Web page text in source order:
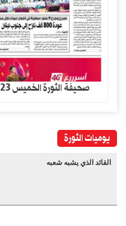
صحيفة الثورة الخميس 23 صفر 1448- 6 اغسطس 2026
يوميات الثورة
القائد الذي يشبه شعبه